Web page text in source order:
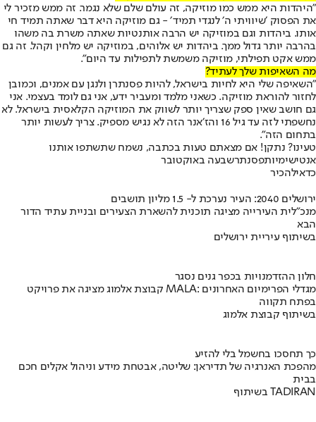
"היהדות היא ממש כמו מוזיקה, זה עולם שלם שלא נגמר. זה ממש מזכיר לי
את הפסוק ׳שיוויתי ה׳ לנגדי תמיד׳ - גם מוזיקה היא דבר שאתה תמיד חי
אותו. ביהדות וגם במוזיקה יש הרבה אותנטיות שאתה משרת בה משהו
בהרבה יותר גדול ממך. ביהדות יש אלוהים, במוזיקה יש מלחין וקהל. זה גם
ממש אקט תפילתי, מוזיקה משמשת לתפילות עד היום״.
מה השאיפות שלך לעתיד?
"השאיפה שלי היא לחיות בישראל, להיות פסנתרן ולנגן עם אמנים, וכמובן
לחזור להוראת מוזיקה. כשאני מלמד ומעביר ידע, אני גם לומד בעצמי. אני
גם חושב שאין ספק שצריך יותר לשווק את המוזיקה הקלאסית בישראל. לא
נחשפתי לזה עד גיל 16 והז׳אנר הזה לא נגיש מספיק. צריך לעשות יותר
בתחום הזה".
טעינו? נתקן! אם מצאתם טעות בכתבה, נשמח שתשתפו אותנו
אנטישימיותפסנתרשבעה באוקטובר
כדאילהכיר
ירושלים 2040: העיר נערכת ל- 1.5 מליון תושבים
מנכ"לית העירייה מציגה תוכנית להשארת הצעירים ובניית עתיד הדור
הבא
בשיתוף עיריית ירושלים
חלון ההזדמנויות בכפר גנים נסגר
קבוצת אלמוג מציגה את פרויקט MALA: מגדלי הפרימיום האחרונים
בפתח תקווה
בשיתוף קבוצת אלמוג
כך תחסכו בחשמל בלי להזיע
מהפכת האנרגיה של תדיראן: שליטה, אבטחת מידע וניהול אקלים חכם
בבית
בשיתוף TADIRAN